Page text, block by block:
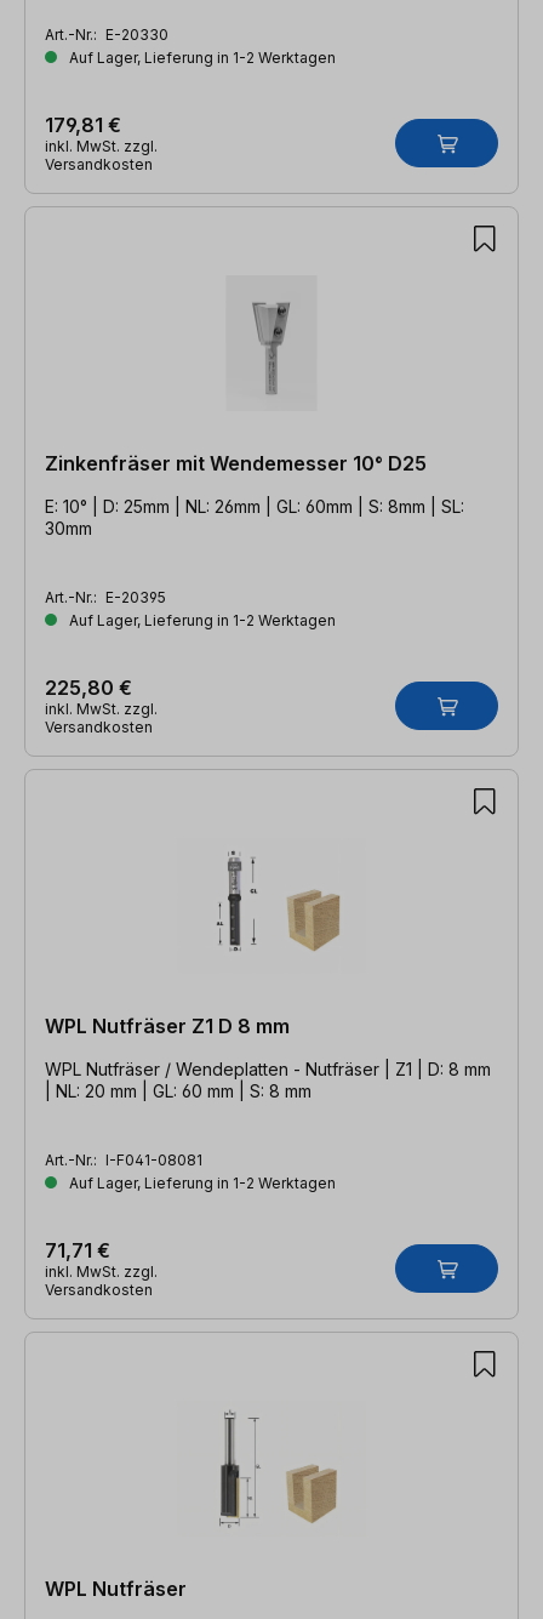
Art.-Nr.: E-20330
Auf Lager, Lieferung in 1-2 Werktagen
179,81 €
inkl. MwSt. zzgl.
Versandkosten
Zinkenfräser mit Wendemesser 10° D25
E: 10° | D: 25mm | NL: 26mm | GL: 60mm | S: 8mm | SL:
30mm
Art.-Nr.: E-20395
Auf Lager, Lieferung in 1-2 Werktagen
225,80 €
inkl. MwSt. zzgl.
Versandkosten
WPL Nutfräser Z1 D 8 mm
WPL Nutfräser / Wendeplatten - Nutfräser | Z1 | D: 8 mm
| NL: 20 mm | GL: 60 mm | S: 8 mm
Art.-Nr.: I-F041-08081
Auf Lager, Lieferung in 1-2 Werktagen
71,71 €
inkl. MwSt. zzgl.
Versandkosten
WPL Nutfräser